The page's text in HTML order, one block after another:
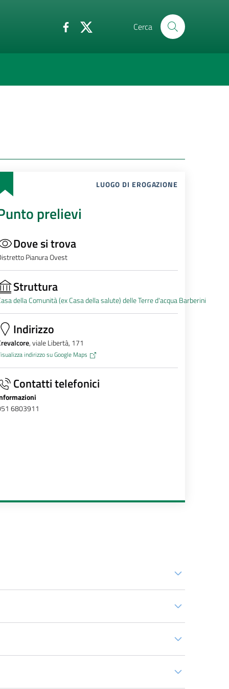
Cerca
LUOGO DI EROGAZIONE
prelievi
Dove si trova
Pianura Ovest
Struttura
della Comunità (ex Casa della salute) delle Terre d'acqua Barberini
Indirizzo
, viale Libertà, 171
indirizzo su Google Maps
Contatti telefonici
6803911